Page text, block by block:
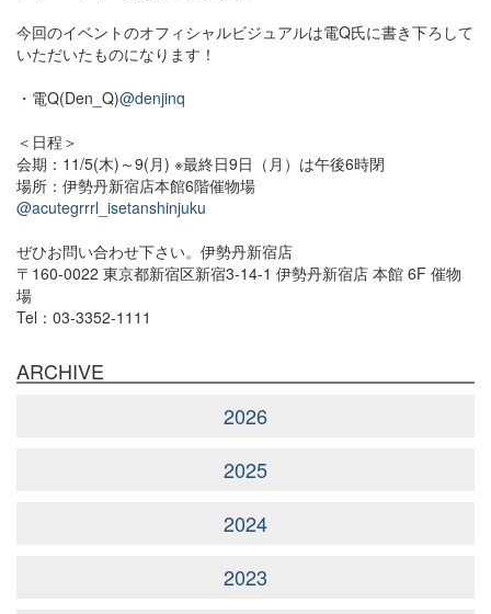
今回のイベントのオフィシャルビジュアルは電Q氏に書き下ろして
いただいたものになります！
・電Q(Den_Q)@denjinq
＜日程＞
会期：11/5(木)～9(月) ※最終日9日（月）は午後6時閉
場所：伊勢丹新宿店本館6階催物場
@acutegrrrl_isetanshinjuku
ぜひお問い合わせ下さい。伊勢丹新宿店
〒160-0022 東京都新宿区新宿3-14-1 伊勢丹新宿店 本館 6F 催物
場
Tel：03-3352-1111
ARCHIVE
2026
2025
2024
2023